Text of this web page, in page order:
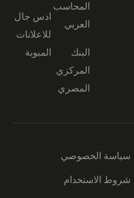
المحاسب
العربي
البنك
المركزي
المصري
ادس جال
للاعلانات
المبوبة
سياسة الخصوصي
شروط الاستخدام